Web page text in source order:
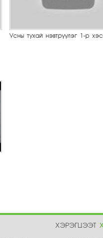
Усны тухай нэвтрүүлэг 1-р
ХЭРЭГЦЭЭТ